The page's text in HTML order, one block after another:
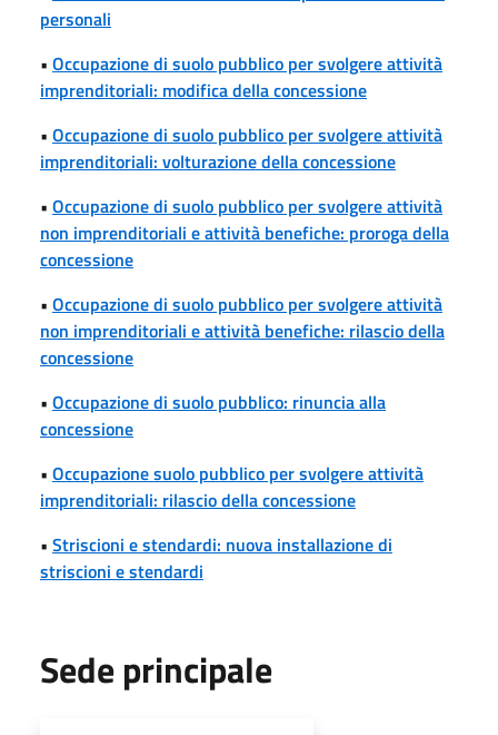
personali
• Occupazione di suolo pubblico per svolgere attività
imprenditoriali: modifica della concessione
• Occupazione di suolo pubblico per svolgere attività
imprenditoriali: volturazione della concessione
• Occupazione di suolo pubblico per svolgere attività
non imprenditoriali e attività benefiche: proroga della
concessione
• Occupazione di suolo pubblico per svolgere attività
non imprenditoriali e attività benefiche: rilascio della
concessione
• Occupazione di suolo pubblico: rinuncia alla
concessione
• Occupazione suolo pubblico per svolgere attività
imprenditoriali: rilascio della concessione
• Striscioni e stendardi: nuova installazione di
striscioni e stendardi
Sede principale